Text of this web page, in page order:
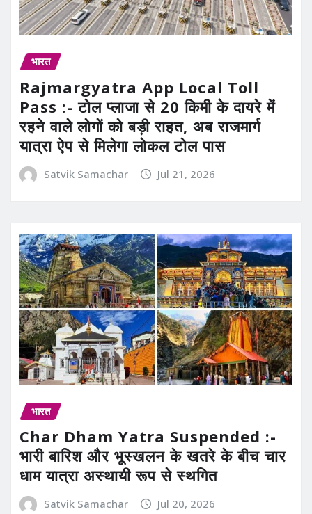
भारत
Rajmargyatra App Local Toll
Pass :- टोल प्लाजा से 20 किमी के दायरे में
रहने वाले लोगों को बड़ी राहत, अब राजमार्ग
यात्रा ऐप से मिलेगा लोकल टोल पास
Satvik Samachar Jul 21, 2026
भारत
Char Dham Yatra Suspended :-
भारी बारिश और भूस्खलन के खतरे के बीच चार
धाम यात्रा अस्थायी रूप से स्थगित
Satvik Samachar Jul 20, 2026